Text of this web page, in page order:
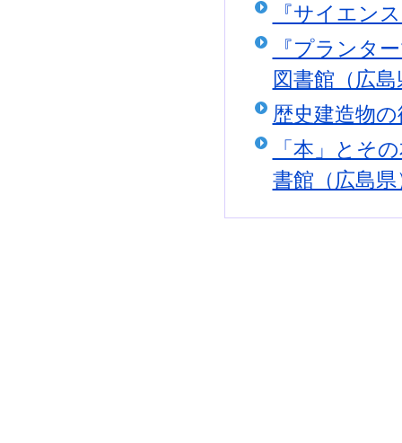
『サイエン
『プランタ
図書館（広島
歴史建造物
「本」とそ
書館（広島県